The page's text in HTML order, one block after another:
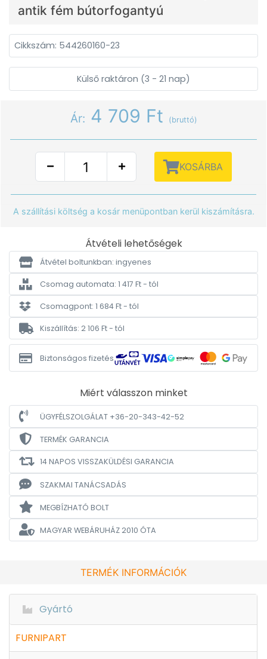
antik fém bútorfogantyú
Cikkszám: 544260160-23
Külső raktáron (3 - 21 nap)
Ár: 4 709 Ft (bruttó)
KOSÁRBA
A szállítási költség a kosár menüpontban kerül kiszámításra.
Átvételi lehetőségek
Átvétel boltunkban: ingyenes
Csomag automata: 1 417 Ft - tól
Csomagpont: 1 684 Ft - tól
Kiszállítás: 2 106 Ft - tól
Biztonságos fizetés
Miért válasszon minket
ÜGYFÉLSZOLGÁLAT +36-20-343-42-52
TERMÉK GARANCIA
14 NAPOS VISSZAKÜLDÉSI GARANCIA
SZAKMAI TANÁCSADÁS
MEGBÍZHATÓ BOLT
MAGYAR WEBÁRUHÁZ2010 ÓTA
TERMÉK INFORMÁCIÓK
Gyártó
FURNIPART